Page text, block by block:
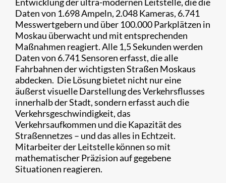
Daten von 1.698 Ampeln, 2.048 Kameras, 6.741
Messwertgebern und über 100.000 Parkplätzen in
Moskau überwacht und mit entsprechenden
Maßnahmen reagiert. Alle 1,5 Sekunden werden
Daten von 6.741 Sensoren erfasst, die alle
Fahrbahnen der wichtigsten Straßen Moskaus
abdecken. Die Lösung bietet nicht nur eine
äußerst visuelle Darstellung des Verkehrsflusses
innerhalb der Stadt, sondern erfasst auch die
Verkehrsgeschwindigkeit, das
Verkehrsaufkommen und die Kapazität des
Straßennetzes – und das alles in Echtzeit.
Mitarbeiter der Leitstelle können so mit
mathematischer Präzision auf gegebene
Situationen reagieren.